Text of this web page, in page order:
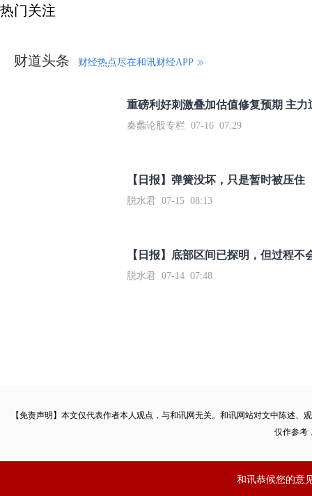
热门关注
财道头条 财经热点尽在和讯财经APP
秦蠡论股专栏 07-16 07:29
【日报】弹簧没坏，只是暂时被压住
脱水君 07-15 08:13
【日报】底部区间已探明，但过程不
脱水君 07-14 07:48
【免责声明】本文仅代表作者本人观点，与和讯网无关。和讯网站对文中陈述
仅作参考
和讯恭候您的意